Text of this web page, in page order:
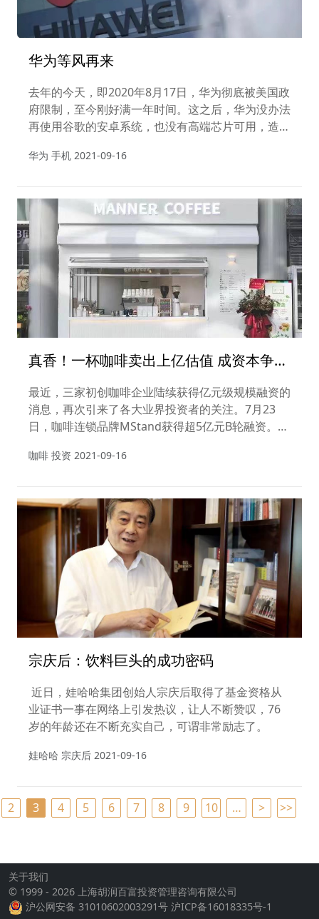
华为等风再来
去年的今天，即2020年8月17日，华为彻底被美国政
府限制，至今刚好满一年时间。这之后，华为没办法
再使用谷歌的安卓系统，也没有高端芯片可用，造成
华为 手机 2021-09-16
真香！一杯咖啡卖出上亿估值 成资本争抢
新宠
最近，三家初创咖啡企业陆续获得亿元级规模融资的
消息，再次引来了各大业界投资者的关注。7月23
日，咖啡连锁品牌MStand获得超5亿元B轮融资。7
资……资本的频频入局，使得咖啡市场再度迎来了高
咖啡 投资 2021-09-16
宗庆后：饮料巨头的成功密码
近日，娃哈哈集团创始人宗庆后取得了基金资格从
业证书一事在网络上引发热议，让人不断赞叹，76
岁的年龄还在不断充实自己，可谓非常励志了。
娃哈哈 宗庆后 2021-09-16
2 3 4 5 6 7 8 9 10 … > >>
关于我们
© 1999 - 2026 上海胡润百富投资管理咨询有限公司
沪公网安备 31010602003291号 沪ICP备16018335号-1